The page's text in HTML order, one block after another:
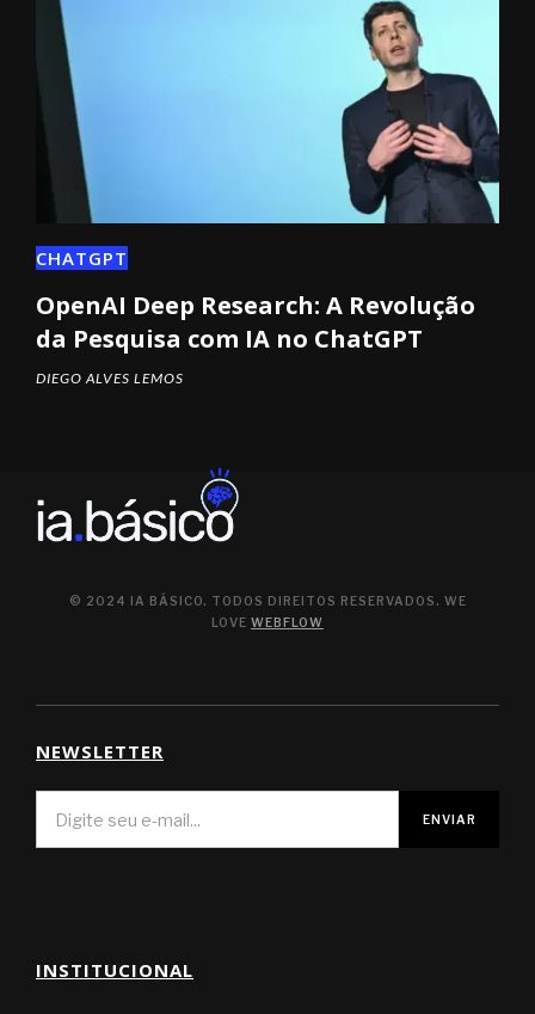
CHATGPT
OpenAI Deep Research: A Revolução
da Pesquisa com IA no ChatGPT
DIEGO ALVES LEMOS
© 2024 IA BÁSICO. TODOS DIREITOS RESERVADOS. WE
LOVE WEBFLOW
NEWSLETTER
INSTITUCIONAL